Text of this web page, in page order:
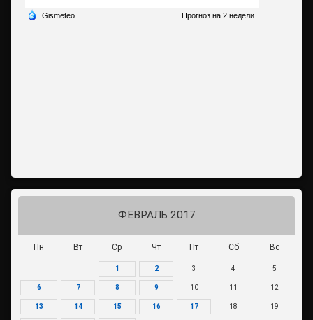
ФЕВРАЛЬ 2017
Пн Вт Ср Чт Пт Сб Вс
1 2 3 4 5
6 7 8 9 10 11 12
13 14 15 16 17 18 19